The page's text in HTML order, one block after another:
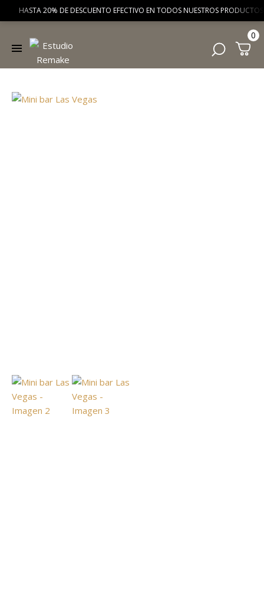
HASTA 20% DE DESCUENTO EFECTIVO EN TODOS NUESTROS
0